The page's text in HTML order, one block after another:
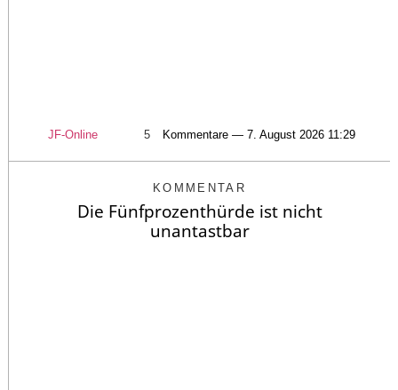
JF-Online 5 Kommentare — 7. August 2026 11:29
KOMMENTAR
Die Fünfprozenthürde ist nicht
unantastbar